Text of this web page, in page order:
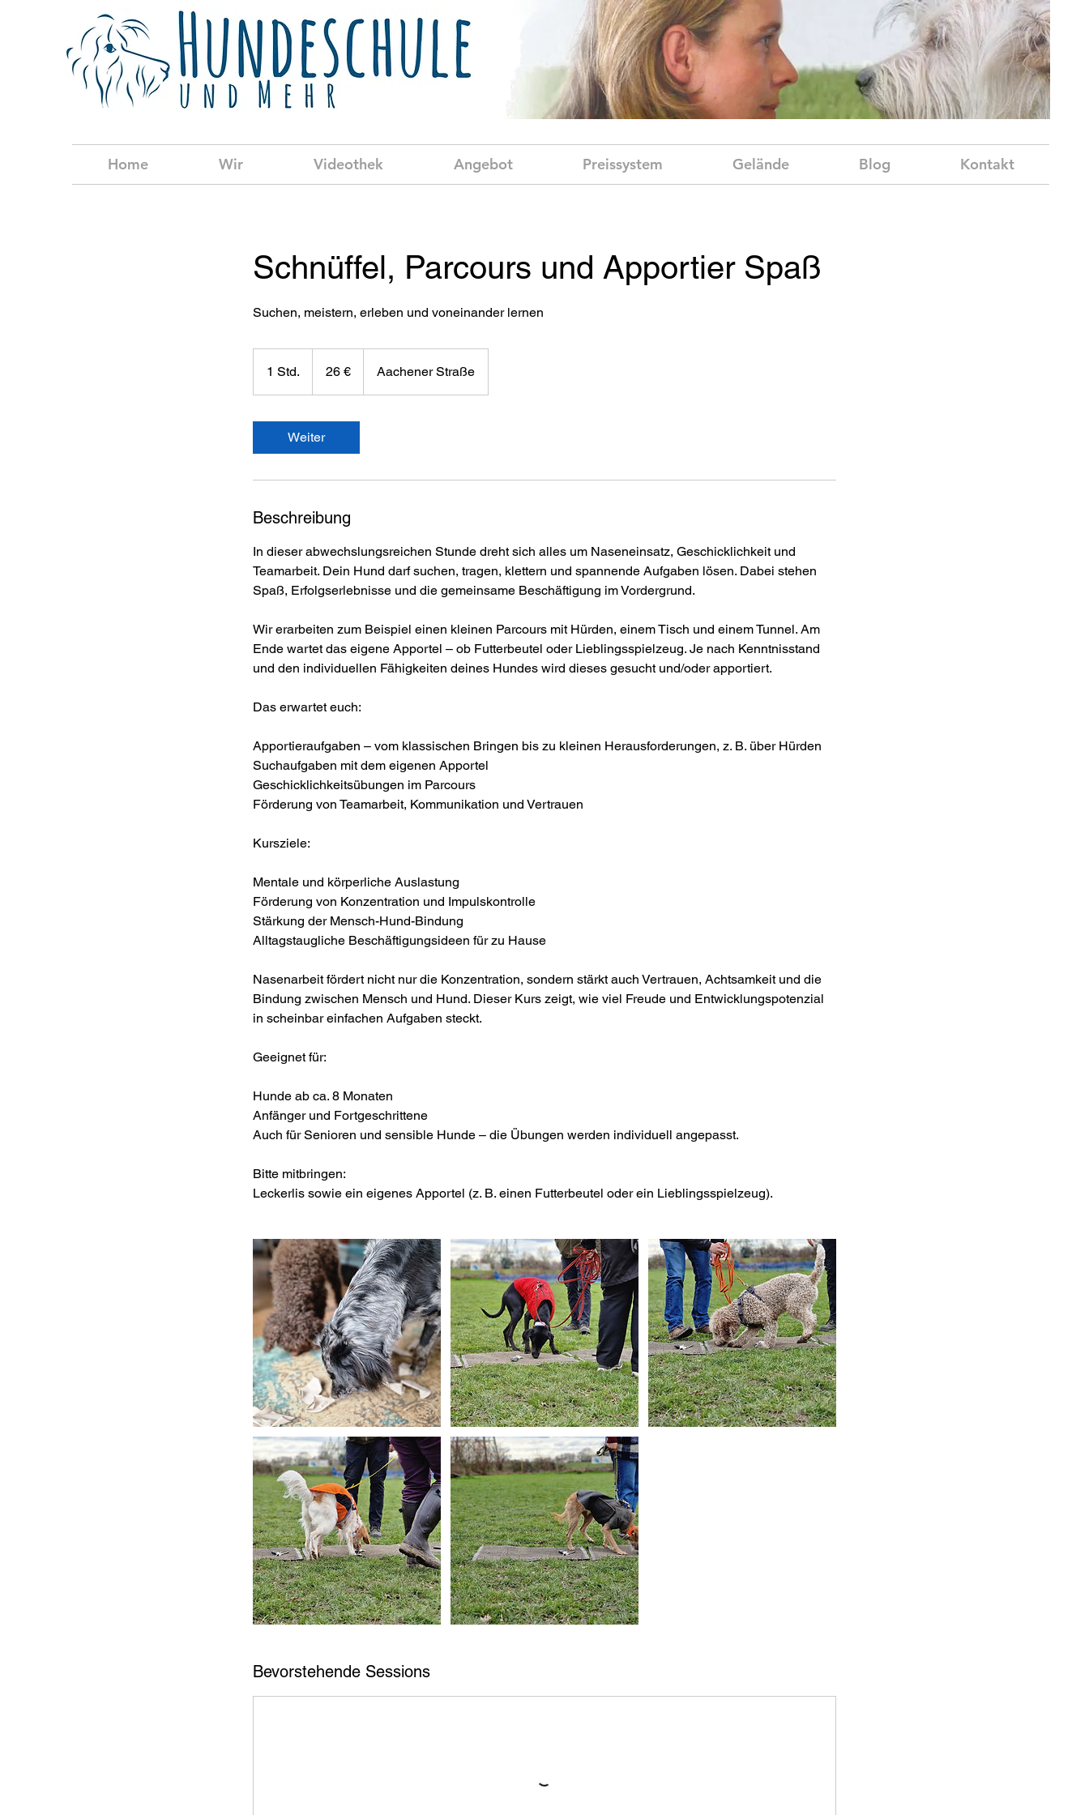
Home Wir Videothek Angebot Preissystem Gelände Blog Kontakt
Schnüffel, Parcours und Apportier Spaß
Suchen, meistern, erleben und voneinander lernen
1 Std.
S
26 € Aachener Straße
Weiter
Beschreibung
In dieser abwechslungsreichen Stunde dreht sich alles um Naseneinsatz, Geschicklichkeit und
Teamarbeit. Dein Hund darf suchen, tragen, klettern und spannende Aufgaben lösen. Dabei stehen
Spaß, Erfolgserlebnisse und die gemeinsame Beschäftigung im Vordergrund.
Wir erarbeiten zum Beispiel einen kleinen Parcours mit Hürden, einem Tisch und einem Tunnel. Am
Ende wartet das eigene Apportel – ob Futterbeutel oder Lieblingsspielzeug. Je nach Kenntnisstand
und den individuellen Fähigkeiten deines Hundes wird dieses gesucht und/oder apportiert.
Das erwartet euch:
Apportieraufgaben – vom klassischen Bringen bis zu kleinen Herausforderungen, z. B. über Hürden
Suchaufgaben mit dem eigenen Apportel
Geschicklichkeitsübungen im Parcours
Förderung von Teamarbeit, Kommunikation und Vertrauen
Kursziele:
Mentale und körperliche Auslastung
Förderung von Konzentration und Impulskontrolle
Stärkung der Mensch-Hund-Bindung
Alltagstaugliche Beschäftigungsideen für zu Hause
Nasenarbeit fördert nicht nur die Konzentration, sondern stärkt auch Vertrauen, Achtsamkeit und die
Bindung zwischen Mensch und Hund. Dieser Kurs zeigt, wie viel Freude und Entwicklungspotenzial
in scheinbar einfachen Aufgaben steckt.
Geeignet für:
Hunde ab ca. 8 Monaten
Anfänger und Fortgeschrittene
Auch für Senioren und sensible Hunde – die Übungen werden individuell angepasst.
Bitte mitbringen:
Leckerlis sowie ein eigenes Apportel (z. B. einen Futterbeutel oder ein Lieblingsspielzeug).
Bevorstehende Sessions